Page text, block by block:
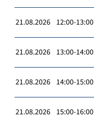
21.08.2026 12:00-13:00
21.08.2026 13:00-14:00
21.08.2026 14:00-15:00
21.08.2026 15:00-16:00